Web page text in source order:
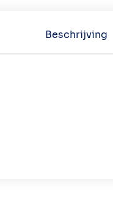
Beschrijving